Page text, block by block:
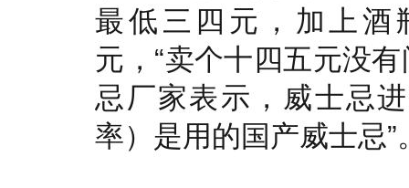
最低三四元，加上酒
元，“卖个十四五元没
忌厂家表示，威士忌
率）是用的国产威士忌”